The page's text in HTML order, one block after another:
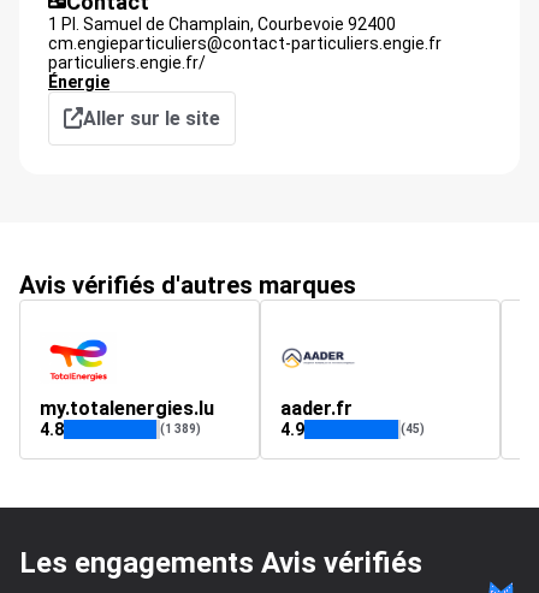
1 Pl. Samuel de Champlain, Courbevoie 92400
cm.engieparticuliers@contact-particuliers.engie.fr
particuliers.engie.fr/
Énergie
Aller sur le site
Avis vérifiés d'autres marques
my.totalenergies.lu
4.8 (1 389)
aader.fr
4.9 (45)
Les engagements Avis vérifiés